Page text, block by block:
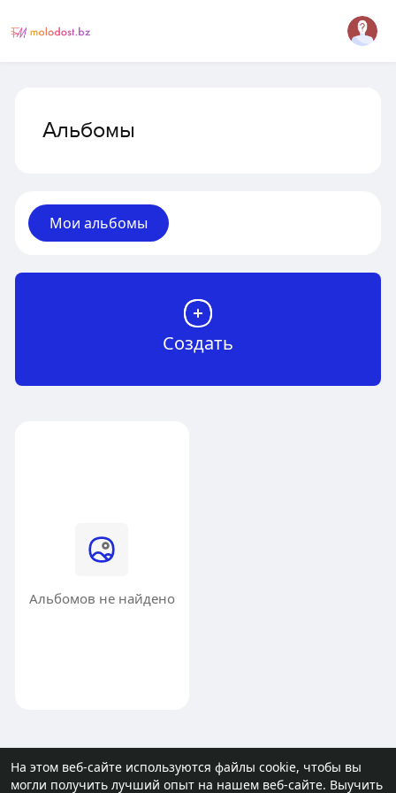
На этом веб-сайте используются файлы cookie, чтобы вы
могли получить лучший опыт на нашем веб-сайте. Выучить
Альбомы
Мои альбомы
Создать
Альбомов не найдено
© 2026 molodost.bz